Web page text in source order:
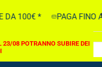
100€ * PAGA FINO A
08 POTRANNO SUBIRE DEI